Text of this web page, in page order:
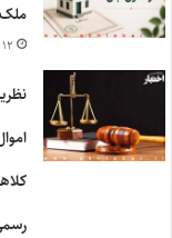
ملک
۱۲ مرداد ۱۴۰۵